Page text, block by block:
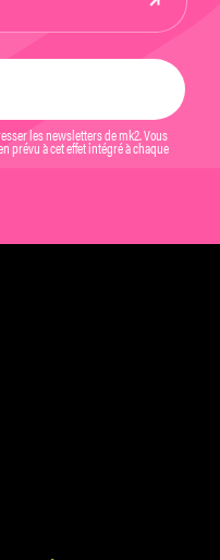
les newsletters de mk2. Vous
prévu à cet effet intégré à chaque